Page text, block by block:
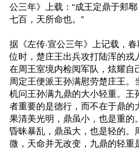
公三年》上载：“成王定鼎于郏
七百，天所命也。”
据《左传‧宣公三年》上记载，
位时，楚庄王出兵攻打陆浑的戎
在周王室境内检阅军队，炫耀自
周定王便派王孙满慰劳楚庄王。
机问王孙满九鼎的大小轻重。王
者重要的是德行，而不在于鼎的
果清美光明，鼎虽小，也是重的
昏昧暴乱，鼎虽大，也是轻的。
微，天命并无改变，九鼎的轻重